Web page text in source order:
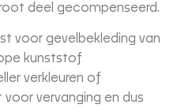
deel gecompenseerd.
voor gevelbekleding van
kunststof
verkleuren of
vervanging en dus